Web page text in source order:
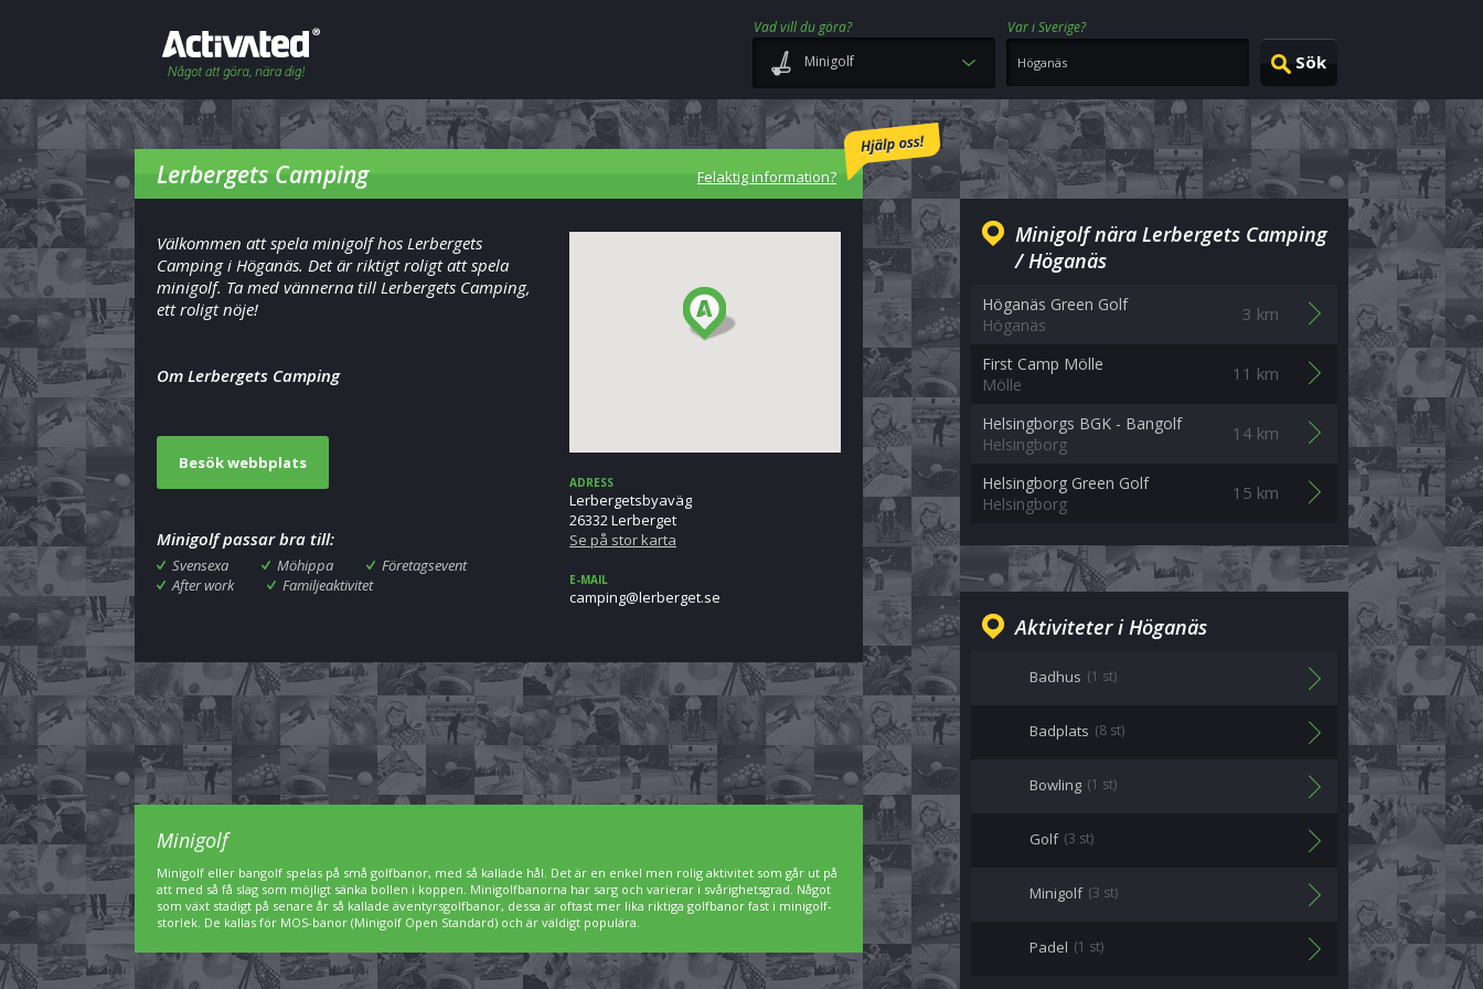
Vad vill du göra?
Var i Sverige?
Minigolf
Lerbergets Camping Felaktig information?
Välkommen att spela minigolf hos Lerbergets
Camping i Höganäs. Det är riktigt roligt att spela
minigolf. Ta med vännerna till Lerbergets Camping,
ett roligt nöje!
Om Lerbergets Camping
Besök webbplats
Minigolf passar bra till:
Svensexa Möhippa
Företagsevent
After work
Familjeaktivitet
ADRESS
Lerbergetsbyaväg
26332 Lerberget
Se på stor karta
E-MAIL
es.tegrebrel@gnipmac
Minigolf nära Lerbergets Camping
/ Höganäs
Höganäs Green Golf
Höganäs
3 km
First Camp Mölle
Mölle
11 km
Helsingborgs BGK - Bangolf
Helsingborg
14 km
Helsingborg Green Golf
Helsingborg
15 km
Aktiviteter i Höganäs
Badhus (1 st)
Badplats (8 st)
Bowling (1 st)
Golf (3 st)
Minigolf (3 st)
Padel (1 st)
Minigolf
Minigolf eller bangolf spelas på små golfbanor, med så kallade hål. Det är en enkel men rolig aktivitet som går ut på
att med så få slag som möjligt sänka bollen i koppen. Minigolfbanorna har sarg och varierar i svårighetsgrad. Något
som växt stadigt på senare år så kallade äventyrsgolfbanor, dessa är oftast mer lika riktiga golfbanor fast i minigolf-
storlek. De kallas för MOS-banor (Minigolf Open Standard) och är väldigt populära.